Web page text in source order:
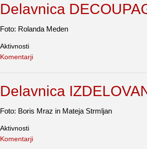
Delavnica
Foto: Rolanda Meden
Aktivnosti
Komentarji
Delavnica
Foto: Boris Mraz in Mateja Strmljan
Aktivnosti
Komentarji